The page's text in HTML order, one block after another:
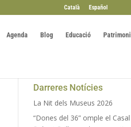
Català Español
Agenda Blog Educació Patrimoni
Darreres Notícies
La Nit dels Museus 2026
“Dones del 36” omple el Casal